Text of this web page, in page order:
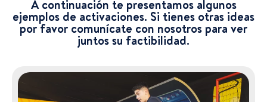
A continuación te presentamos algunos
ejemplos de activaciones. Si tienes otras ideas
por favor comunícate con nosotros para ver
juntos su factibilidad.